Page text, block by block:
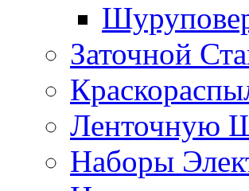
Заточной
Ленточную
Наборы